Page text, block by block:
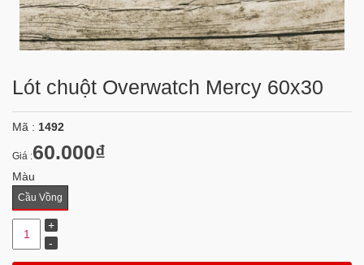
Lót chuột Overwatch Mercy 60x30
Mã : 1492
Giá :60.000₫
Màu
Cầu Vồng